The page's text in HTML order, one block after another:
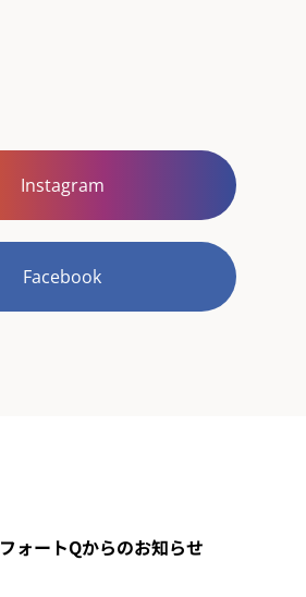
Instagram
Facebook
ォートQからのお知らせ